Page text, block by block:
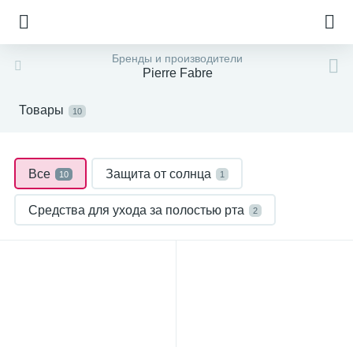
Бренды и производители
Pierre Fabre
Товары 10
Все 10 Защита от солнца 1
Средства для ухода за полостью рта 2